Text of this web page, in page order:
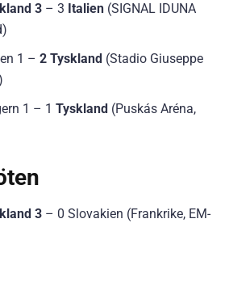
3 – 3 Italien (SIGNAL IDUNA
1 – 2 Tyskland (Stadio Giuseppe
1 – 1 Tyskland (Puskás Aréna,
3 – 0 Slovakien (Frankrike, EM-